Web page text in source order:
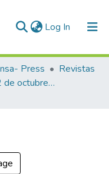
Log In (current)
Press
Revistas
Número 34, 22 de octubre de 1940